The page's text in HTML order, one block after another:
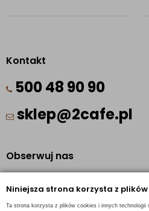
Niniejsza strona korzysta z
Ta strona korzysta z plików cookies i innych
Kontakt
500 48 90 90
sklep@2cafe.pl
Obserwuj nas